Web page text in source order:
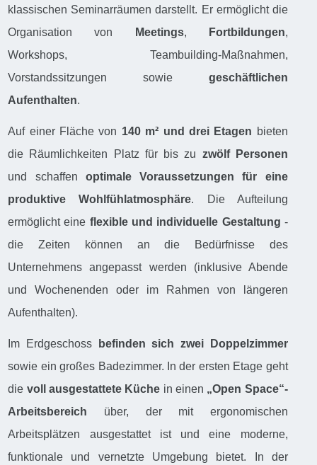
klassischen Seminarräumen darstellt. Er ermöglicht die
Organisation von
Meetings, Fortbildungen,
Workshops, Teambuilding-Maßnahmen,
Vorstandssitzungen sowie geschäftlichen
Aufenthalten.
Auf einer Fläche von 140 m² und drei Etagen bieten
die Räumlichkeiten Platz für bis zu zwölf Personen
und schaffen optimale Voraussetzungen für eine
produktive Wohlfühlatmosphäre. Die Aufteilung
ermöglicht eine flexible und individuelle Gestaltung -
die Zeiten können an die Bedürfnisse des
Unternehmens angepasst werden (inklusive Abende
und Wochenenden oder im Rahmen von längeren
Aufenthalten).
Im Erdgeschoss
befinden sich zwei Doppelzimmer
sowie ein großes Badezimmer. In der ersten Etage geht
die voll ausgestattete Küche in einen „Open Space“-
Arbeitsbereich über, der mit ergonomischen
Arbeitsplätzen ausgestattet ist und eine moderne,
funktionale und vernetzte Umgebung bietet. In der